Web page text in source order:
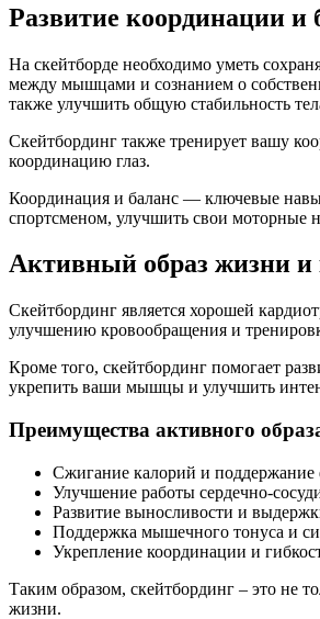
Развитие координации и
На скейтборде необходимо уметь
между мышцами и сознанием о
также улучшить общую стабильность
Скейтбординг также тренирует вашу
координацию глаз.
Координация и баланс — ключевые
спортсменом, улучшить свои моторные
Активный образ жизни и
Скейтбординг является хорошей
улучшению кровообращения и
Кроме того, скейтбординг помогает
укрепить ваши мышцы и улучшить
Преимущества активного
Сжигание калорий и
Улучшение работы сердечно-
Развитие выносливости и
Поддержка мышечного тонуса и
Укрепление координации и
Таким образом, скейтбординг – это не
жизни.